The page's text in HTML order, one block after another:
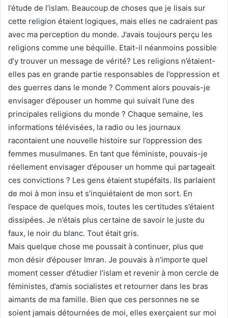
l’étude de l’islam. Beaucoup de choses que je lisais sur
cette religion étaient logiques, mais elles ne cadraient pas
avec ma perception du monde. J’avais toujours perçu les
religions comme une béquille. Etait-il néanmoins possible
d’y trouver un message de vérité? Les religions n’étaient-
elles pas en grande partie responsables de l’oppression et
des guerres dans le monde ? Comment alors pouvais-je
envisager d’épouser un homme qui suivait l’une des
principales religions du monde ? Chaque semaine, les
informations télévisées, la radio ou les journaux
racontaient une nouvelle histoire sur l’oppression des
femmes musulmanes. En tant que féministe, pouvais-je
réellement envisager d’épouser un homme qui partageait
ces convictions ? Les gens étaient stupéfaits. Ils parlaient
de moi à mon insu et s’inquiétaient de mon sort. En
l’espace de quelques mois, toutes les certitudes s’étaient
dissipées. Je n’étais plus certaine de savoir le juste du
faux, le noir du blanc. Tout était gris.
Mais quelque chose me poussait à continuer, plus que
mon désir d’épouser Imran. Je pouvais à n’importe quel
moment cesser d’étudier l’islam et revenir à mon cercle de
féministes, d’amis socialistes et retourner dans les bras
aimants de ma famille. Bien que ces personnes ne se
soient jamais détournées de moi, elles exerçaient sur moi